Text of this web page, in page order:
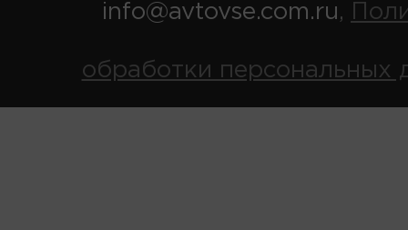
info@avtovse.com.ru,
обработки персональных